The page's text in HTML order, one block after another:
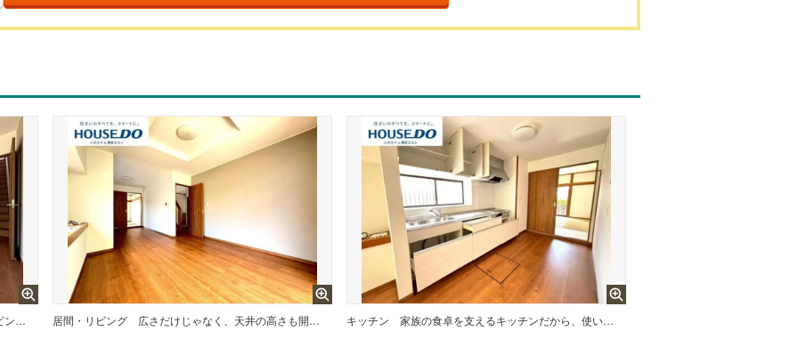
LDKはひとつながりの空間。リビング・ダイニング・キッチンが視界に入るから、家族がバラバラにいても、なんとなくそばにいられます。 居間・リビング 広さだけじゃなく、天井の高さも開放感のひとつ。子どもが走り回っても、大人がゆったりくつろいでも、どちらにも応えられる空間です。 キッチン 家族の食卓を支えるキッチンだから、使い勝手にこだわりました。収納・広さ・素材？？どこをとっても、毎日の料理が少しだけ楽しくなる設計です。